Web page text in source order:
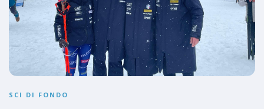
SCI DI FONDO